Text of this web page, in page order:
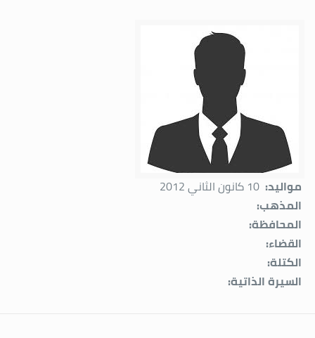
مواليد: 10 كانون الثاني 2012
المذهب:
المحافظة:
القضاء:
الكتلة:
السيرة الذاتية: